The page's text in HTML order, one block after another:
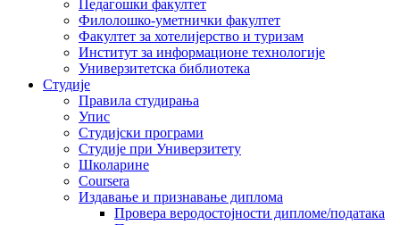
Педагошки факултет
Филолошко-уметнички факултет
Факултет за хотелијерство и туризам
Институт за информационе технологије
Универзитетска библиотека
Студије
Правила студирања
Упис
Студијски програми
Студије при Универзитету
Школарине
Coursera
Издавање и признавање диплома
Провера веродостојности дипломе/података